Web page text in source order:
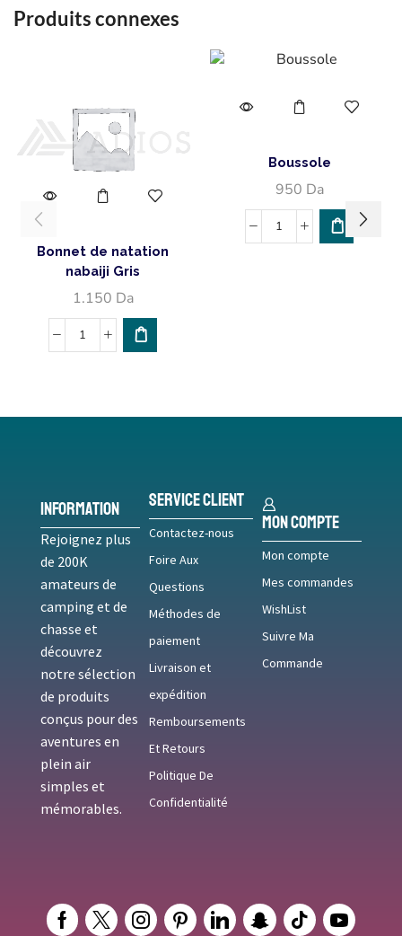
Produits connexes
Bonnet de natation
nabaiji Gris
1.150 Da
Boussole
950 Da
Information
Rejoignez plus
de 200K
amateurs de
camping et de
chasse et
découvrez
notre sélection
de produits
conçus pour des
aventures en
plein air
simples et
mémorables.
Service Client
Contactez-nous
Foire Aux
Questions
Méthodes de
paiement
Livraison et
expédition
Remboursements
Et Retours
Politique De
Confidentialité
Mon compte
Mon compte
Mes commandes
WishList
Suivre Ma
Commande